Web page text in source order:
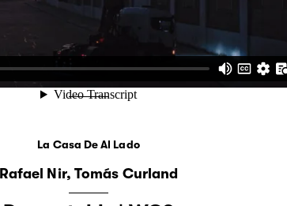
La Casa De Al Lado
Rafael Nir Tomás Curland